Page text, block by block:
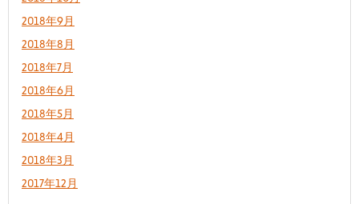
2018年9月
2018年8月
2018年7月
2018年6月
2018年5月
2018年4月
2018年3月
2017年12月